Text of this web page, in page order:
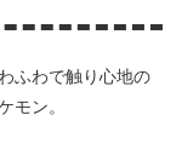
ふわで触り心地の
モン。